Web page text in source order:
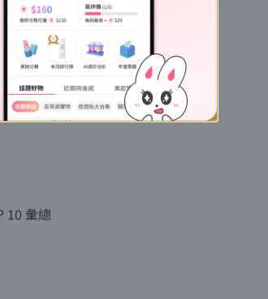
10 彙總
探索
商業或媒體聯絡
產品提名